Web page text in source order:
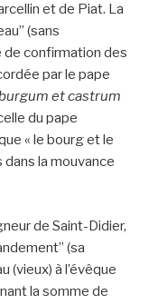
et de Piat. La
(sans
de confirmation des
par le pape
et castrum
du pape
« le bourg et le
la mouvance
de Saint-Didier,
(sa
(vieux) à l’évêque
la somme de